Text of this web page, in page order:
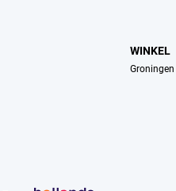
WINKEL
Groningen